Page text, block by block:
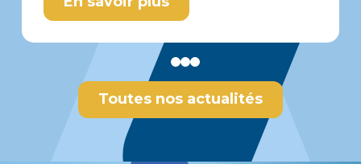
Toutes nos actualités